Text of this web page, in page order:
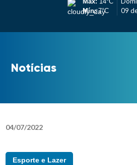
Mín:7°C
09
Notícias
04/07/2022
Esporte e Lazer